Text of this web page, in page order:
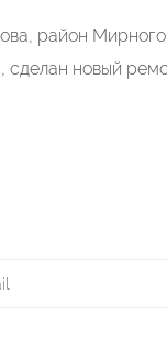
район
сделан новый